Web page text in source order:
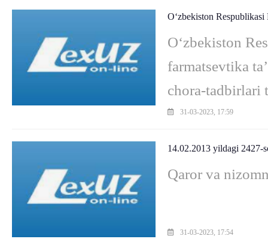
O‘zbekiston
O‘zbekiston
farmatsevtika
chora-tadbirlari
tibbiyot va
31-03-2023, 17:59
14.02.2013 yildagi 2427-
Qaror va
31-03-2023, 17:54